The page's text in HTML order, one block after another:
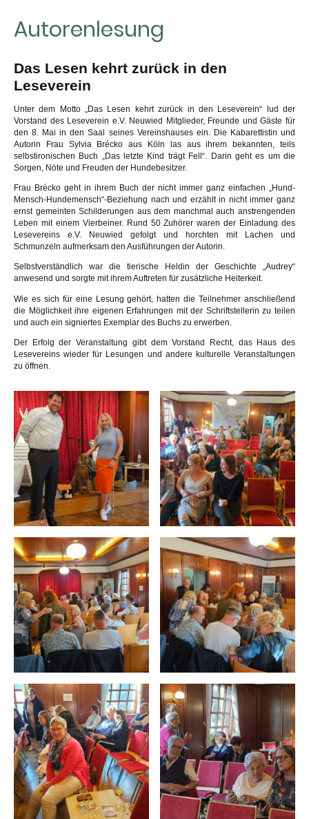
Autorenlesung
Das Lesen kehrt zurück in den
Leseverein
Unter dem Motto „Das Lesen kehrt zurück in den Leseverein“ lud der
Vorstand des Leseverein e.V. Neuwied Mitglieder, Freunde und Gäste für
den 8. Mai in den Saal seines Vereinshauses ein. Die Kabarettistin und
Autorin Frau Sylvia Brécko aus Köln las aus ihrem bekannten, teils
selbstironischen Buch „Das letzte Kind trägt Fell“. Darin geht es um die
Sorgen, Nöte und Freuden der Hundebesitzer.
Frau Brécko geht in ihrem Buch der nicht immer ganz einfachen „Hund-
Mensch-Hundemensch“-Beziehung nach und erzählt in nicht immer ganz
ernst gemeinten Schilderungen aus dem manchmal auch anstrengenden
Leben mit einem Vierbeiner. Rund 50 Zuhörer waren der Einladung des
Lesevereins e.V. Neuwied gefolgt und horchten mit Lachen und
Schmunzeln aufmerksam den Ausführungen der Autorin.
Selbstverständlich war die tierische Heldin der Geschichte „Audrey“
anwesend und sorgte mit ihrem Auftreten für zusätzliche Heiterkeit.
Wie es sich für eine Lesung gehört, hatten die Teilnehmer anschließend
die Möglichkeit ihre eigenen Erfahrungen mit der Schriftstellerin zu teilen
und auch ein signiertes Exemplar des Buchs zu erwerben.
Der Erfolg der Veranstaltung gibt dem Vorstand Recht, das Haus des
Lesevereins wieder für Lesungen und andere kulturelle Veranstaltungen
zu öffnen.